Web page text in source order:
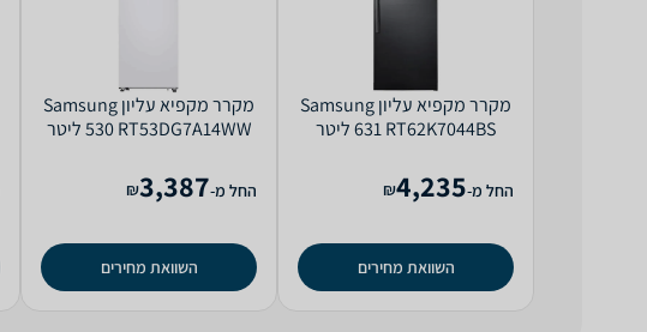
מקרר ‏מקפיא עליון Samsung
RT62K7044BS ‏631 ‏ליטר
החל מ-4,235
₪
השוואת מחירים
מקרר ‏מקפיא עליון Samsung
RT53DG7A14WW ‏530 ‏ליטר
החל מ-3,387
₪
השוואת מחירים